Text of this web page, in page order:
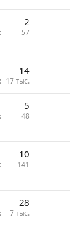
2
57
14
17 тыс.
5
48
10
141
28
7 тыс.